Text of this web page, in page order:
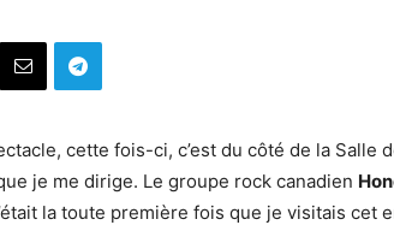
cette fois-ci, c’est du côté de la Salle
je me dirige. Le groupe rock canadien
la toute première fois que je visitais cet